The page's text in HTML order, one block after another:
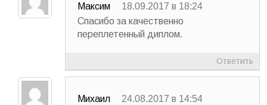
Максим
18.09.2017 в 18:24
Спасибо за качественно
переплетенный диплом.
Ответить
Михаил
24.08.2017 в 14:54